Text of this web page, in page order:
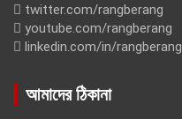
twitter.com/rangberang
youtube.com/rangberang
linkedin.com/in/rangberang
আমাদের ঠিকানা